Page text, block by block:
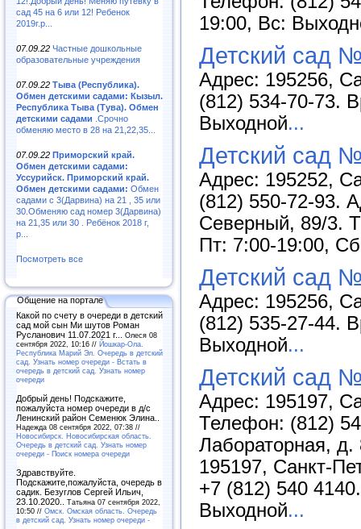
сад 45 на 6 или 12! Ребенок
2019г.р...
07.09.22 Частные дошкольные
образовательные учреждения
07.09.22 Тыва (Республика).
Обмен детскими садами: Кызыл.
Республика Тыва (Тува). Обмен
детскими садами .Срочно
обменяю место в 28 на 21,22,35...
07.09.22 Приморский край.
Обмен детскими садами:
Уссурийск. Приморский край.
Обмен детскими садами: Обмен
садами с 3(Дарвина) на 21 , 35 или
30.Обменяю сад номер 3(Дарвина)
на 21,35 или 30 . Ребёнок 2018 г,
р...
Посмотреть все
Общение на портале
Какой по счету в очереди в детский
сад мой сын Ми шутов Роман
Русланович 11.07.2021 г... Олеся 08
сентября 2022, 10:16 // Йошкар-Ола.
Республика Марий Эл. Очередь в детский
сад. Узнать номер очереди - Встать в
очередь в детский сад. Узнать номер
очереди
Добрый день! Подскажите,
пожалуйста номер очереди в д/с
Ленинский район Семенюк Элина..
Надежда 08 сентября 2022, 07:38 //
Новосибирск. Новосибирская область.
Очередь в детский сад. Узнать номер
очереди - Поиск номера очереди
Здравствуйте.
Подскажите,пожалуйста, очередь в
садик. Безуглов Сергей Ильич,
23.10.2020.. Татьяна 07 сентября 2022,
10:50 // Омск. Омская область. Очередь
в детский сад. Узнать номер очереди -
19:00, Вс:
Детский сад
Адрес: 195256,
(812) 534-70-73.
Выходной...
Детский сад
Адрес: 195252,
(812) 550-72-93.
Северный, 89/3.
Пт: 7:00-19:00,
Детский сад
Адрес: 195256,
(812) 535-27-44.
Выходной...
Детский сад
Адрес: 195197,
Телефон: (812)
Лабораторная,
195197, Санкт-
+7 (812) 540
Выходной...